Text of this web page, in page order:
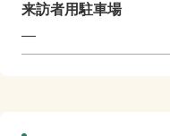
来訪者用駐車場
―